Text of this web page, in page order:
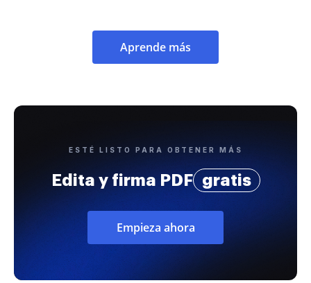
Aprende más
ESTÉ LISTO PARA OBTENER MÁS
Edita y firma PDF gratis
Empieza ahora